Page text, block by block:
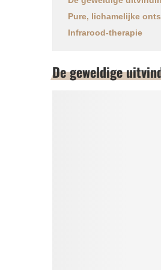
Pure, lichamelijke
Infrarood-therapie
De geweldige